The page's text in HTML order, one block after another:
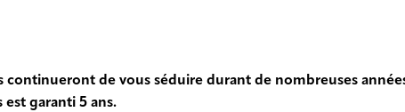
continueront de vous séduire durant de nombreuses
garanti 5 ans.